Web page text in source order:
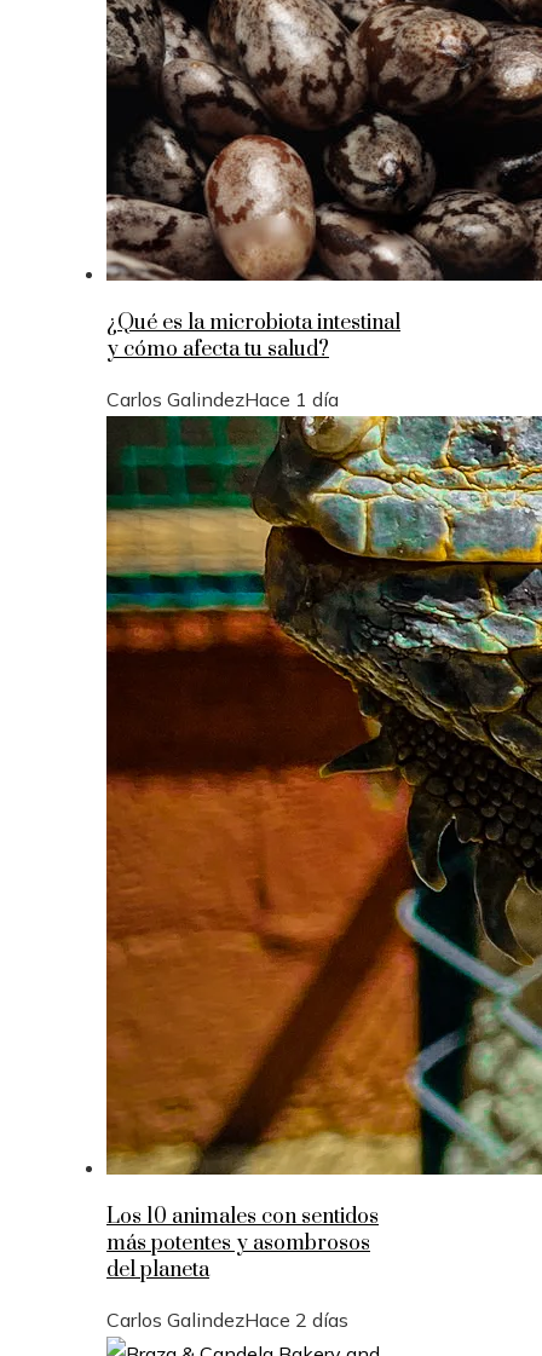
¿Qué es la microbiota intestinal
y cómo afecta tu salud?
Carlos GalindezHace 1 día
Los 10 animales con sentidos
más potentes y asombrosos
del planeta
Carlos GalindezHace 2 días